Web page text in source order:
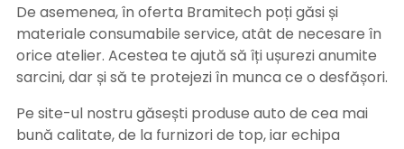
De asemenea, în oferta Bramitech poți găsi și
materiale consumabile service, atât de necesare în
orice atelier. Acestea te ajută să îți ușurezi anumite
sarcini, dar și să te protejezi în munca ce o desfășori.
Pe site-ul nostru găsești produse auto de cea mai
bună calitate, de la furnizori de top, iar echipa